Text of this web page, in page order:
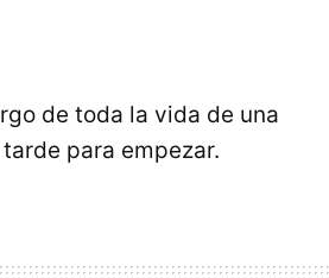
de toda la vida de una
para empezar.